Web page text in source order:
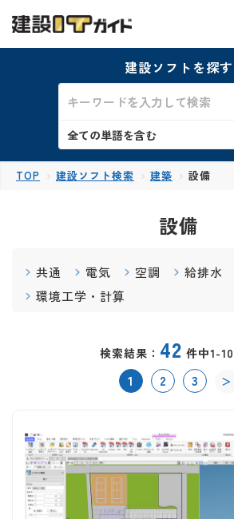
建設ソフトを探す
TOP 建設ソフト検索 建築 設備
設備
共通 電気 空調
給排水
環境工学・計算
検索結果： 42 件中1-
1 2 3 ＞